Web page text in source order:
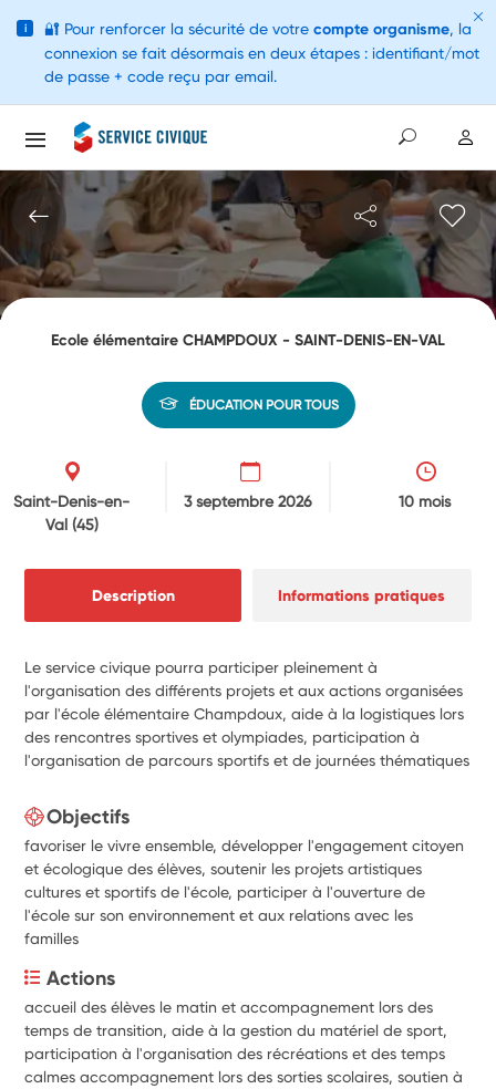
Ecole élémentaire CHAMPDOUX - SAINT-DENIS-EN-VAL
ÉDUCATION POUR TOUS
Saint-Denis-en-
Val (45)
3 septembre 2026 10 mois
Description Informations pratiques
Le service civique pourra participer pleinement à
l'organisation des différents projets et aux actions organisées
par l'école élémentaire Champdoux, aide à la logistiques lors
des rencontres sportives et olympiades, participation à
l'organisation de parcours sportifs et de journées thématiques
Objectifs
favoriser le vivre ensemble, développer l'engagement citoyen
et écologique des élèves, soutenir les projets artistiques
cultures et sportifs de l'école, participer à l'ouverture de
l'école sur son environnement et aux relations avec les
familles
Actions
accueil des élèves le matin et accompagnement lors des
temps de transition, aide à la gestion du matériel de sport,
participation à l'organisation des récréations et des temps
calmes accompagnement lors des sorties scolaires, soutien à
i 🔐 Pour renforcer la sécurité de votre compte organisme, la
connexion se fait désormais en deux étapes : identifiant/mot
de passe + code reçu par email.